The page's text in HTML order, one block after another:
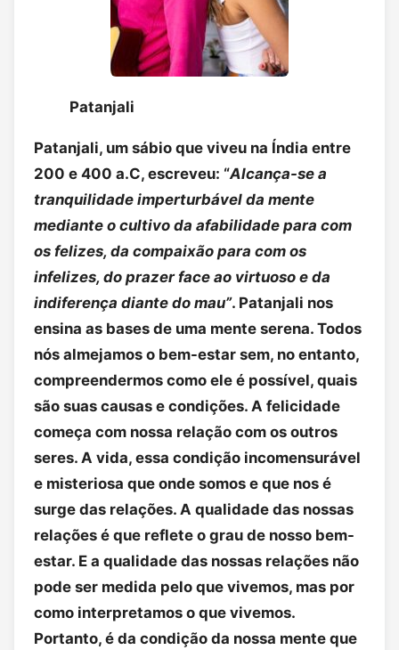
Patanjali
Patanjali, um sábio que viveu na Índia entre
200 e 400 a.C, escreveu: “Alcança-se a
tranquilidade imperturbável da mente
mediante o cultivo da afabilidade para com
os felizes, da compaixão para com os
infelizes, do prazer face ao virtuoso e da
indiferença diante do mau”. Patanjali nos
ensina as bases de uma mente serena. Todos
nós almejamos o bem-estar sem, no entanto,
compreendermos como ele é possível, quais
são suas causas e condições. A felicidade
começa com nossa relação com os outros
seres. A vida, essa condição incomensurável
e misteriosa que onde somos e que nos é
surge das relações. A qualidade das nossas
relações é que reflete o grau de nosso bem-
estar. E a qualidade das nossas relações não
pode ser medida pelo que vivemos, mas por
como interpretamos o que vivemos.
Portanto, é da condição da nossa mente que